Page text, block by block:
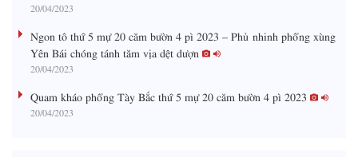
i
20/04/2023
Ngon tô thứ 5 mự 20 căm bườn 4 pì 2023 – Phủ nhinh phổng xùng
Yên Bái chóng tánh tăm vịa dệt dượn
20/04/2023
Quam kháo phổng Tày Bắc thứ 5 mự 20 căm bườn 4 pì 2023
20/04/2023